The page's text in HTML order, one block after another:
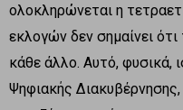
ολοκληρώνεται η
εκλογών δεν σημαίνει
κάθε άλλο. Αυτό, φυσικά,
Ψηφιακής